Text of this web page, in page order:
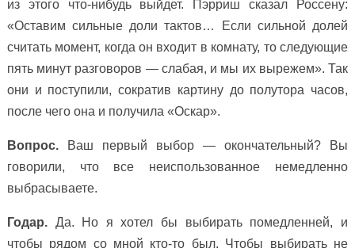
из этого что-нибудь выйдет. Пэрриш сказал Россену:
«Оставим сильные доли тактов… Если сильной долей
считать момент, когда он входит в комнату, то следующие
пять минут разговоров — слабая, и мы их вырежем». Так
они и поступили, сократив картину до полутора часов,
после чего она и получила «Оскар».
Вопрос.Ваш первый выбор — окончательный? Вы
говорили, что все неиспользованное немедленно
выбрасываете.
Годар.Да. Но я хотел бы выбирать помедленней, и
чтобы рядом со мной кто-то был. Чтобы выбирать не